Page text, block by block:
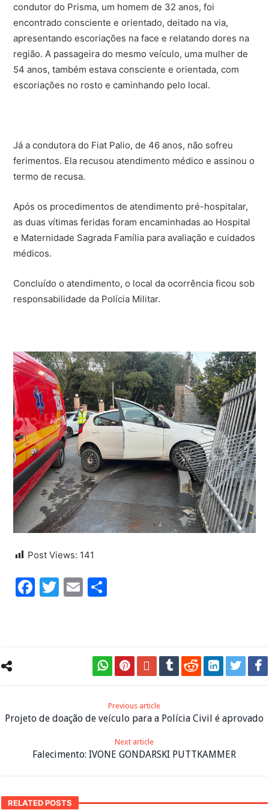
condutor do Prisma, um homem de 32 anos, foi
encontrado consciente e orientado, deitado na via,
apresentando escoriações na face e relatando dores na
região. A passageira do mesmo veículo, uma mulher de
54 anos, também estava consciente e orientada, com
escoriações no rosto e caminhando pelo local.
Já a condutora do Fiat Palio, de 46 anos, não sofreu
ferimentos. Ela recusou atendimento médico e assinou o
termo de recusa.
Após os procedimentos de atendimento pré-hospitalar,
as duas vítimas feridas foram encaminhadas ao Hospital
e Maternidade Sagrada Família para avaliação e cuidados
médicos.
Concluído o atendimento, o local da ocorrência ficou sob
responsabilidade da Polícia Militar.
Post Views: 141
Facebook
Twitter
Email
Previous article
Projeto de doação de veículo para a Polícia Civil é aprovado
Next article
Falecimento: IVONE GONDARSKI PUTTKAMMER
RELATED POSTS